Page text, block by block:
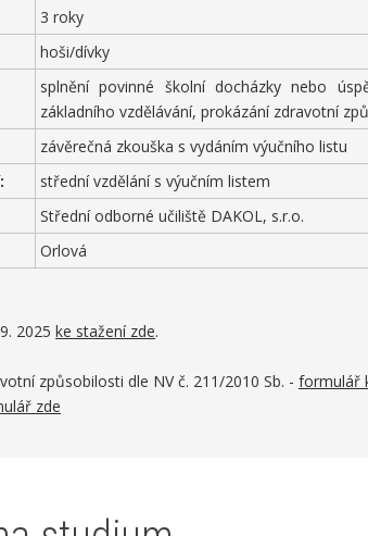
3 roky
hoši/dívky
splnění povinné školní docházky nebo
základního vzdělávání, prokázání zdravotní
závěrečná zkouška s vydáním výučního listu
střední vzdělání s výučním listem
Střední odborné učiliště DAKOL, s.r.o.
Orlová
2025 ke stažení zde.
způsobilosti dle NV č. 211/2010 Sb. - formulář
zde